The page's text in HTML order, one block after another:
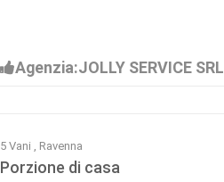
Agenzia:JOLLY SERVICE SRL
5 Vani , Ravenna
Porzione di casa